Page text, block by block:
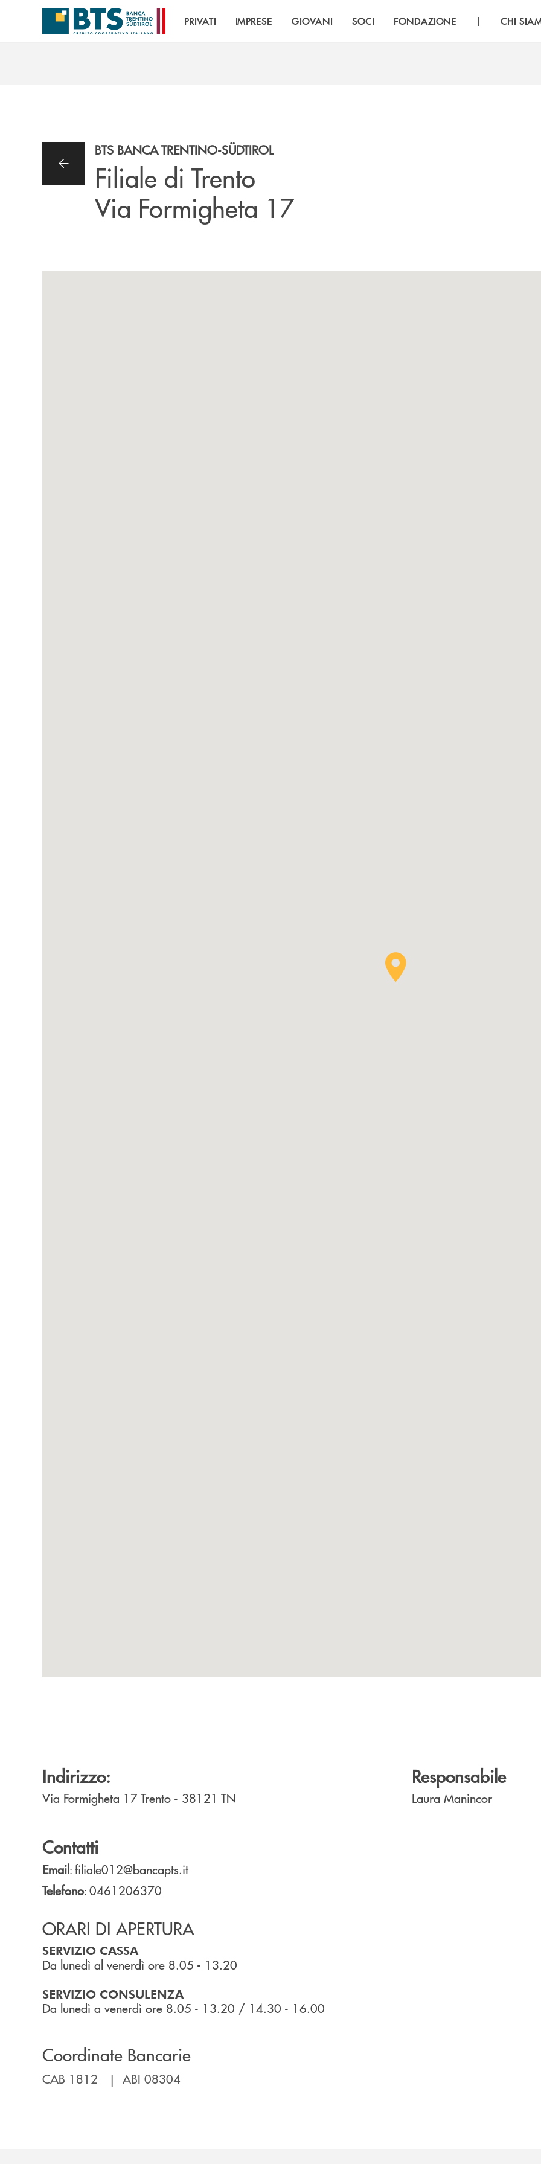
Salta al contenuto principale
PRIVATI IMPRESE GIOVANI SOCI FONDAZIONE | CHI
BTS BANCA TRENTINO-SÜDTIROL
Filiale di Trento
Via Formigheta 17
Indirizzo:
Via Formigheta 17Trento - 38121 TN
Contatti
Email: filiale012@bancapts.it
Telefono: 0461206370
Responsabile
Laura Manincor
ORARI DI APERTURA
SERVIZIO CASSA
Da lunedì al venerdì ore 8.05 - 13.20
SERVIZIO CONSULENZA
Da lunedì a venerdì ore 8.05 - 13.20 / 14.30 - 16.00
Coordinate Bancarie
CAB 1812 | ABI 08304